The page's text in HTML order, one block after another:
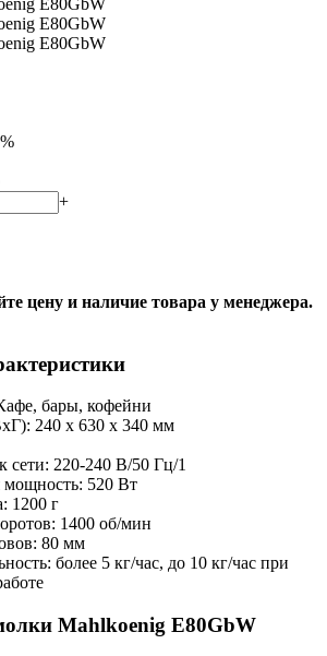
+
цену и наличие товара у менеджера.
бары, кофейни
240 х 630 х 340 мм
сети: 220-240 В/50 Гц/1
520 Вт
1200 г
1400 об/мин
80 мм
более 5 кг/час, до 10 кг/час при
Mahlkoenig E80GbW